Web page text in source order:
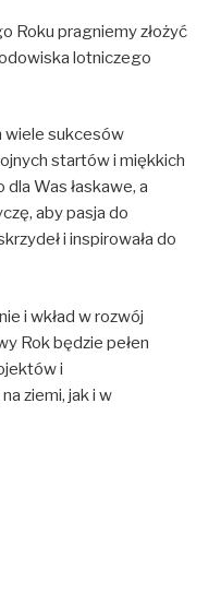
Roku pragniemy złożyć
lotniczego
wiele sukcesów
startów i miękkich
Was łaskawe, a
aby pasja do
i inspirowała do
i wkład w rozwój
Rok będzie pełen
i
ziemi, jak i w